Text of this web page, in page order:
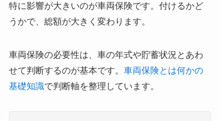
特に影響が大きいのが車両保険です。付けるかど
うかで、総額が大きく変わります。
車両保険の必要性は、車の年式や貯蓄状況とあわ
せて判断するのが基本です。 車両保険とは何かの
基礎知識で判断軸を整理しています。